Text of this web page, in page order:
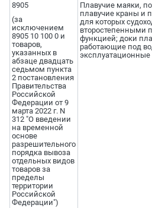
8905
(за
исключением
8905 10 100 0 и
товаров,
указанных в
абзаце двадцать
седьмом пункта
2 постановления
Правительства
Российской
Федерации от 9
марта 2022 г. N
312 "О введении
на временной
основе
разрешительного
порядка вывоза
отдельных видов
товаров за
пределы
территории
Российской
Федерации")
Плавучие маяки,
плавучие краны и
для которых
второстепенными
функцией; доки
работающие под